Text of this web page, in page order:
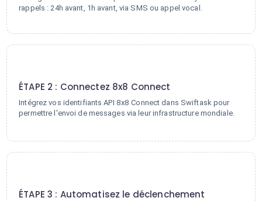
rappels : 24h avant, 1h avant, via SMS ou appel vocal.
ÉTAPE 2 : Connectez 8x8 Connect
Intégrez vos identifiants API 8x8 Connect dans Swiftask pour
permettre l'envoi de messages via leur infrastructure mondiale.
ÉTAPE 3 : Automatisez le déclenchement